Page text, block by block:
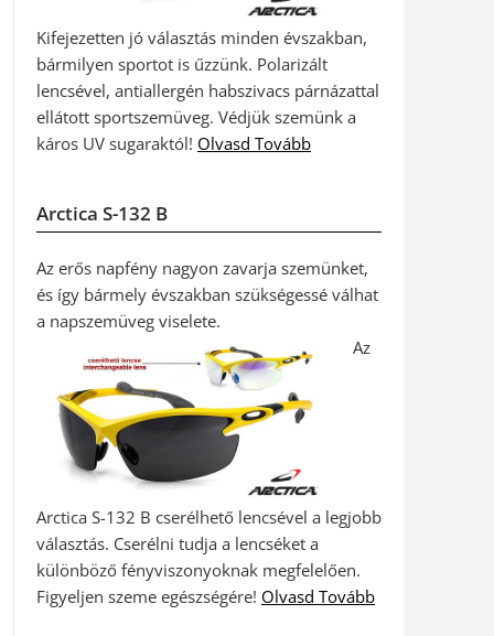
Kifejezetten jó választás minden évszakban,
bármilyen sportot is űzzünk. Polarizált
lencsével, antiallergén habszivacs párnázattal
ellátott sportszemüveg. Védjük szemünk a
káros UV sugaraktól! Olvasd Tovább
Arctica S-132 B
Az erős napfény nagyon zavarja szemünket,
és így bármely évszakban szükségessé válhat
a napszemüveg viselete.
Az
Arctica S-132 B cserélhető lencsével a legjobb
választás. Cserélni tudja a lencséket a
különböző fényviszonyoknak megfelelően.
Figyeljen szeme egészségére! Olvasd Tovább